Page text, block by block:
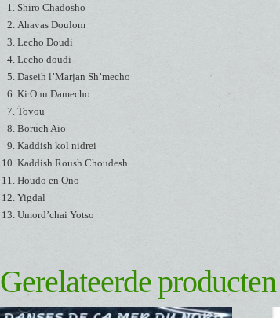
Shiro Chadosho
Ahavas Doulom
Lecho Doudi
Lecho doudi
Daseih l’Marjan Sh’mecho
Ki Onu Damecho
Tovou
Boruch Aio
Kaddish kol nidrei
Kaddish Roush Choudesh
Houdo en Ono
Yigdal
Umord’chai Yotso
Gerelateerde producten